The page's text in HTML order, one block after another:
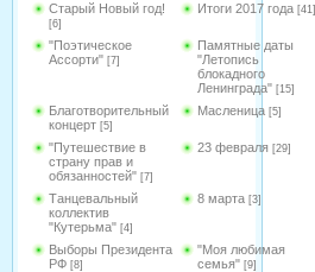
Старый Новый год!
[6]
Итоги 2017 года [41]
"Поэтическое
Ассорти" [7]
Памятные даты
"Летопись
блокадного
Ленинграда" [15]
Благотворительный
концерт [5]
Масленица [5]
"Путешествие в
страну прав и
обязанностей" [7]
23 февраля [29]
Танцевальный
коллектив
"Кутерьма" [4]
8 марта [3]
Выборы Президента
РФ [8]
"Моя любимая
семья" [9]